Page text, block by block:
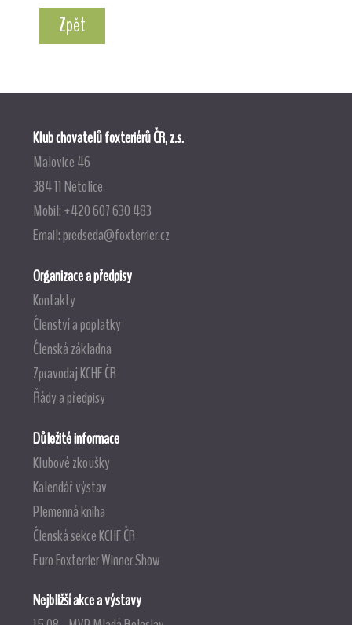
Zpět
Klub chovatelů foxteriérů ČR, z.s.
Malovice 46
384 11 Netolice
Mobil: +420 607 630 483
Email:predseda@foxterrier.cz
Organizace a předpisy
Kontakty
Členství a poplatky
Členská základna
Zpravodaj KCHF ČR
Řády a předpisy
Důležité informace
Klubové zkoušky
Kalendář výstav
Plemenná kniha
Členská sekce KCHF ČR
Euro Foxterrier Winner Show
Nejbližší akce a výstavy